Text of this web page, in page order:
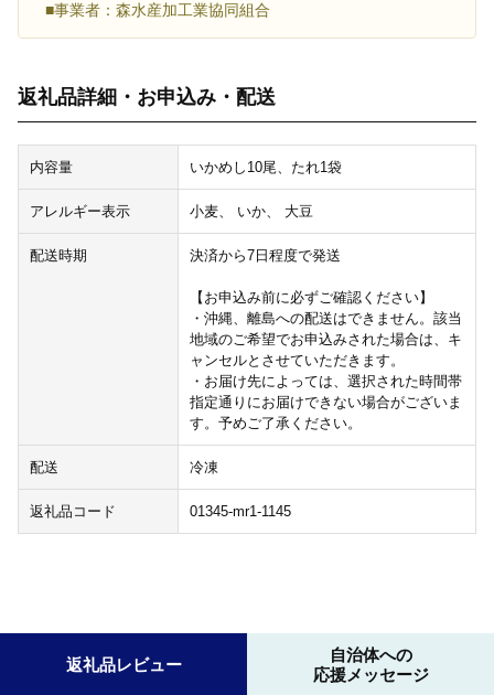
■事業者：森水産加工業協同組合
返礼品詳細・お申込み・配送
内容量 いかめし10尾、たれ1袋
アレルギー表示 小麦、 いか、 大豆
配送時期 決済から7日程度で発送
【お申込み前に必ずご確認ください】
・沖縄、離島への配送はできません。該当
地域のご希望でお申込みされた場合は、キ
ャンセルとさせていただきます。
・お届け先によっては、選択された時間帯
指定通りにお届けできない場合がございま
す。予めご了承ください。
配送 冷凍
返礼品コード 01345-mr1-1145
返礼品レビュー
自治体への
応援メッセージ